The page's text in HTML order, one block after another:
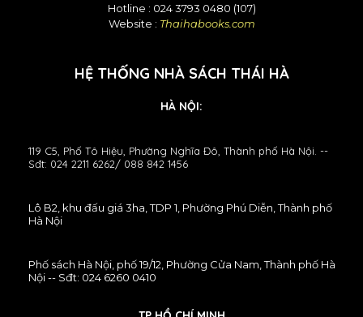
Hotline : 024 3793 0480 (107)
Website : Thaihabooks.com
HỆ THỐNG NHÀ SÁCH THÁI HÀ
HÀ NỘI:
119 C5, Phố Tô Hiệu, Phường Nghĩa Đô, Thành phố Hà Nội. --
Sđt: 024 2211 6262/ 088 842 1456
Lô B2, khu đấu giá 3ha, TDP 1, Phường Phú Diễn, Thành phố
Hà Nội
Phố sách Hà Nội, phố 19/12, Phường Cửa Nam, Thành phố Hà
Nội -- Sđt: 024 6260 0410